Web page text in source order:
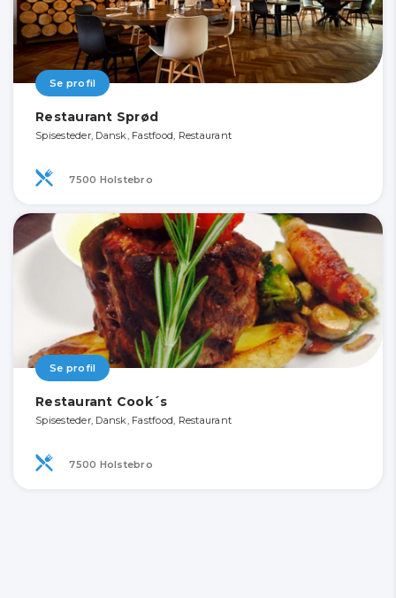
Se profil
Restaurant Sprød
Spisesteder, Dansk, Fastfood, Restaurant
7500 Holstebro
Se profil
Restaurant Cook´s
Spisesteder, Dansk, Fastfood, Restaurant
7500 Holstebro